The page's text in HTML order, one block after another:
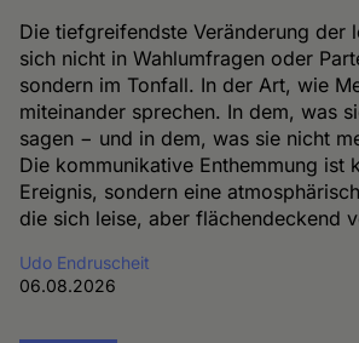
Die tiefgreifendste Veränderung der
sich nicht in Wahlumfragen oder
sondern im Tonfall. In der Art, wie
miteinander sprechen. In dem, was
sagen − und in dem, was sie nicht
Die kommunikative Enthemmung ist
Ereignis, sondern eine
die sich leise, aber flächendeckend
Udo Endruscheit
06.08.2026